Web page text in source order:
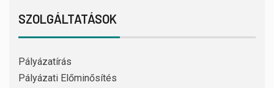
SZOLGÁLTATÁSOK
Pályázatírás
Pályázati Előminősítés